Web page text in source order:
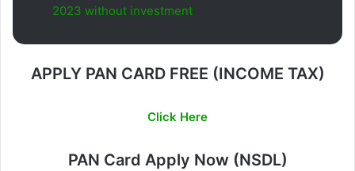
2023 without investment
APPLY PAN CARD FREE (INCOME TAX)
Click Here
PAN Card Apply Now (NSDL)